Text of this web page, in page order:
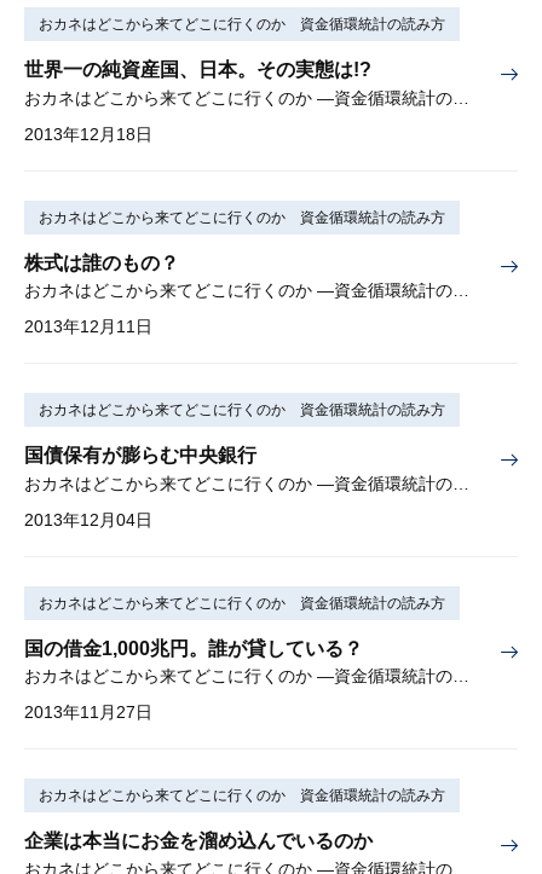
おカネはどこから来てどこに行くのか 資金循環統計の読み方
世界一の純資産国、日本。その実態は!?
2013年12月18日
おカネはどこから来てどこに行くのか 資金循環統計の読み方
株式は誰のもの？
おカネはどこから来てどこに行くのか —資金循環統計の読み方— 第9回
2013年12月11日
おカネはどこから来てどこに行くのか 資金循環統計の読み方
国債保有が膨らむ中央銀行
2013年12月04日
おカネはどこから来てどこに行くのか 資金循環統計の読み方
国の借金1,000兆円。誰が貸している？
おカネはどこから来てどこに行くのか —資金循環統計の読み方— 第7回
2013年11月27日
おカネはどこから来てどこに行くのか 資金循環統計の読み方
企業は本当にお金を溜め込んでいるのか